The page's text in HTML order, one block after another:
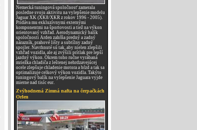
Nemecká tuningová spoločnosť zamerala
posledne svoju aktivitu na vylepšenie modelu
Jaguar XK (XK8/XKR z rokov 1996 - 2005).
Pridáva mu exkluzívnymi externými
komponentmi na športovosti a tiež na výkon
orientovaný vzhľad. Aerodynamický balík
spoločnosti Arden zahŕňa predný a zadný
nárazník, prahové lišty a subtílny zadný
spojler. Navrhnuté sú tak, aby nielen zlepšili
vzhľad vozidla, ale aj zvýšili prítlak pre lepší
jazdný výkon. Okrem toho ručne vyrábaná
mriežka chladiča z leštenej nehrdzavejúcej
ocele zlepšuje chladenie motora a bŕzd a tak sa
optimalizuje celkový výkon vozidla. Takýto
tuningový balík na vylepšenie Jaguara vyjde
mierne nad tisíc eur.
Zvýhodnená Zimná nafta na čerpačkách
Orlen